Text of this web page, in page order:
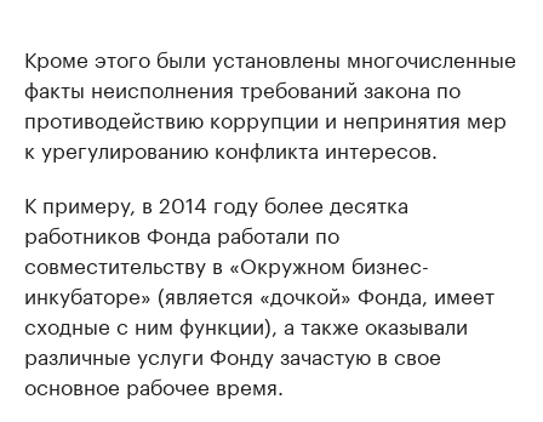
Кроме этого были установлены многочисленные
факты неисполнения требований закона по
противодействию коррупции и непринятия мер
к урегулированию конфликта интересов.
К примеру, в 2014 году более десятка
работников Фонда работали по
совместительству в «Окружном бизнес-
инкубаторе» (является «дочкой» Фонда, имеет
сходные с ним функции), а также оказывали
различные услуги Фонду зачастую в свое
основное рабочее время.